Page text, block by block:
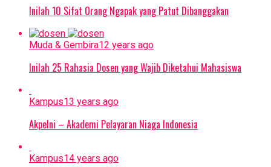
Inilah 10 Sifat Orang Ngapak yang Patut Dibanggakan
Muda & Gembira12 years ago
Inilah 25 Rahasia Dosen yang Wajib Diketahui Mahasiswa
Kampus13 years ago
Akpelni – Akademi Pelayaran Niaga Indonesia
Kampus14 years ago